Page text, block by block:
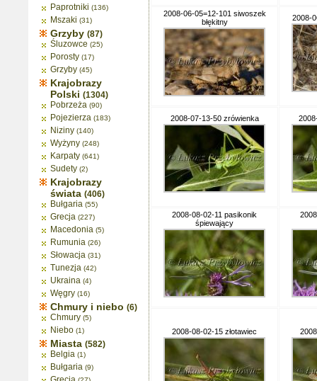
Paprotniki (136)
Mszaki (31)
Grzyby (87)
Śluzowce (25)
Porosty (17)
Grzyby (45)
Krajobrazy
Polski (1304)
Pobrzeża (90)
Pojezierza (183)
Niziny (140)
Wyżyny (248)
Karpaty (641)
Sudety (2)
Krajobrazy
świata (406)
Bułgaria (55)
Grecja (227)
Macedonia (5)
Rumunia (26)
Słowacja (31)
Tunezja (42)
Ukraina (4)
Węgry (16)
Chmury i niebo (6)
Chmury (5)
Niebo (1)
Miasta (582)
Belgia (1)
Bułgaria (9)
2008-06-05=12-101 siwoszek
błękitny
2008-
2008-07-13-50 zrówienka
2008-08-02-11 pasikonik
śpiewający
2008-08-02-15 złotawiec